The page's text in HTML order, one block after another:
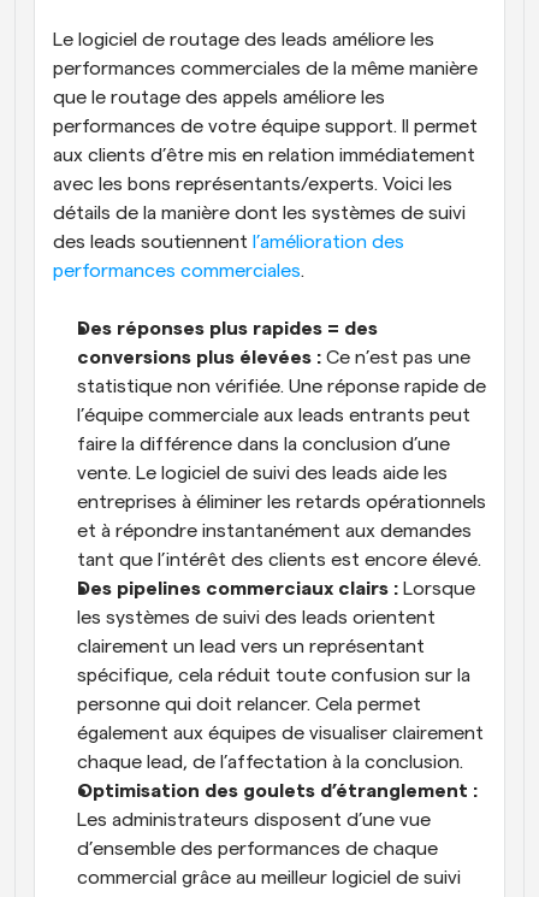
Le logiciel de routage des leads améliore les
performances commerciales de la même manière
que le routage des appels améliore les
performances de votre équipe support. Il permet
aux clients d’être mis en relation immédiatement
avec les bons représentants/experts. Voici les
détails de la manière dont les systèmes de suivi
des leads soutiennent l’amélioration des
performances commerciales.
Des réponses plus rapides = des
conversions plus élevées : Ce n’est pas une
statistique non vérifiée. Une réponse rapide de
l’équipe commerciale aux leads entrants peut
faire la différence dans la conclusion d’une
vente. Le logiciel de suivi des leads aide les
entreprises à éliminer les retards opérationnels
et à répondre instantanément aux demandes
tant que l’intérêt des clients est encore élevé.
Des pipelines commerciaux clairs : Lorsque
les systèmes de suivi des leads orientent
clairement un lead vers un représentant
spécifique, cela réduit toute confusion sur la
personne qui doit relancer. Cela permet
également aux équipes de visualiser clairement
chaque lead, de l’affectation à la conclusion.
Optimisation des goulets d’étranglement :
Les administrateurs disposent d’une vue
d’ensemble des performances de chaque
commercial grâce au meilleur logiciel de suivi